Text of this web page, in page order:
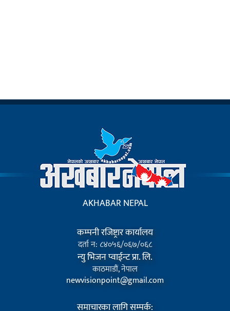
AKHABAR NEPAL
कम्पनी रजिष्ट्रार कार्यालय
दर्ता न: ८४०५६/०६७/०६८
न्यु भिजन प्वाईन्ट प्रा. लि.
काठमाडौं, नेपाल
newvisionpoint@gmail.com
समाचारका लागि सम्पर्क: